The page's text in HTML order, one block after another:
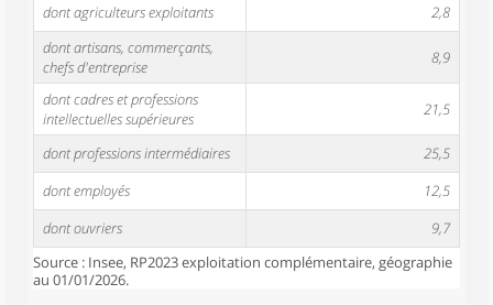
dont agriculteurs exploitants
2,8
dont artisans, commerçants,
chefs d'entreprise
8,9
dont cadres et professions
intellectuelles supérieures
21,5
dont professions intermédiaires
25,5
dont employés
12,5
dont ouvriers
9,7
Source : Insee, RP2023 exploitation complémentaire, géographie
au 01/01/2026.